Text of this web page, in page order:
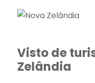
Visto de
Zelândia